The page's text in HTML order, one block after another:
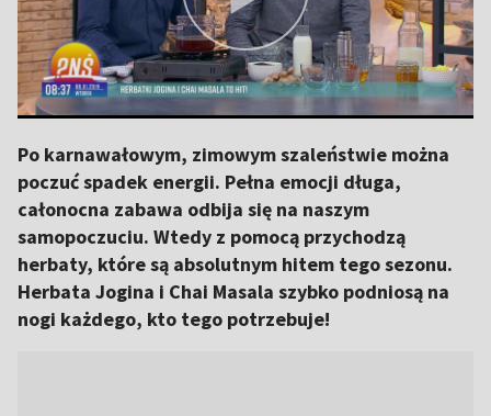
Po karnawałowym, zimowym szaleństwie można
poczuć spadek energii. Pełna emocji długa,
całonocna zabawa odbija się na naszym
samopoczuciu. Wtedy z pomocą przychodzą
herbaty, które są absolutnym hitem tego sezonu.
Herbata Jogina i Chai Masala szybko podniosą na
nogi każdego, kto tego potrzebuje!